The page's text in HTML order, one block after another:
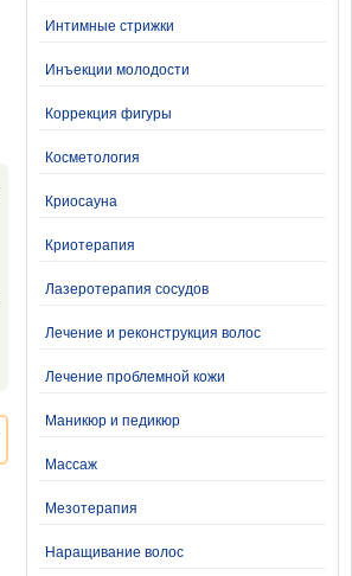
Интимные стрижки
Инъекции молодости
Коррекция фигуры
Косметология
Криосауна
Криотерапия
Лазеротерапия сосудов
Лечение и реконструкция волос
Лечение проблемной кожи
Маникюр и педикюр
Массаж
Мезотерапия
Наращивание волос